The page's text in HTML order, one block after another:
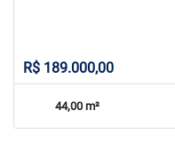
R$ 189.000,00
44,00 m²